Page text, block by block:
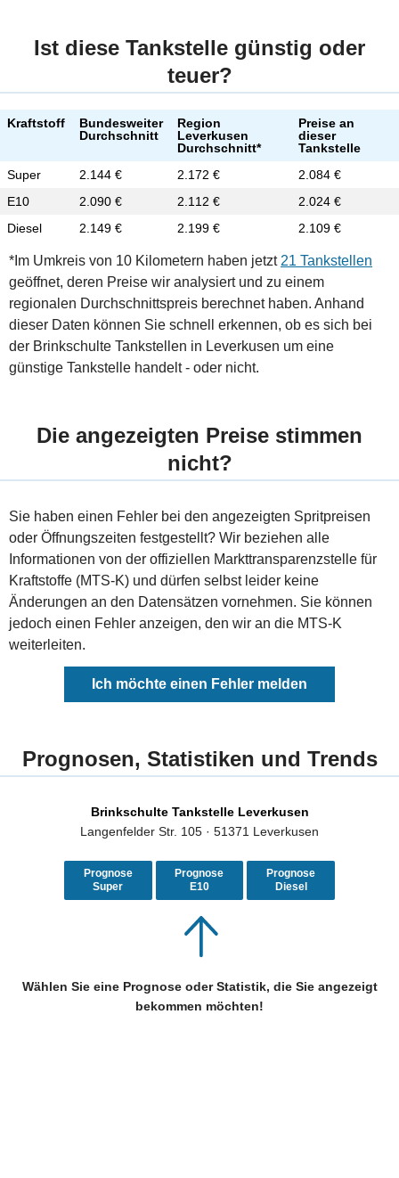
Ist diese Tankstelle günstig oder
teuer?
Kraftstoff
Bundesweiter
Durchschnitt
Region
Leverkusen
Durchschnitt*
Preise an
dieser
Tankstelle
Super
2.144 € 2.172 €
2.084 €
E10
2.090 € 2.112 €
2.024 €
Diesel
2.149 € 2.199 € 2.109 €
*Im Umkreis von 10 Kilometern haben jetzt 21 Tankstellen
geöffnet, deren Preise wir analysiert und zu einem
regionalen Durchschnittspreis berechnet haben. Anhand
dieser Daten können Sie schnell erkennen, ob es sich bei
der Brinkschulte Tankstellen in Leverkusen um eine
günstige Tankstelle handelt - oder nicht.
Die angezeigten Preise stimmen
nicht?
Sie haben einen Fehler bei den angezeigten Spritpreisen
oder Öffnungszeiten festgestellt? Wir beziehen alle
Informationen von der offiziellen Markttransparenzstelle für
Kraftstoffe (MTS-K) und dürfen selbst leider keine
Änderungen an den Datensätzen vornehmen. Sie können
jedoch einen Fehler anzeigen, den wir an die MTS-K
weiterleiten.
Ich möchte einen Fehler melden
Prognosen, Statistiken und Trends
Brinkschulte Tankstelle Leverkusen
Langenfelder Str. 105 · 51371 Leverkusen
Prognose
Super
Prognose
E10
Prognose
Diesel
Wählen Sie eine Prognose oder Statistik, die Sie angezeigt
bekommen möchten!